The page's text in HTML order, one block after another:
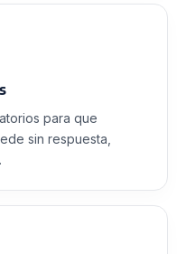
para que
sin respuesta,